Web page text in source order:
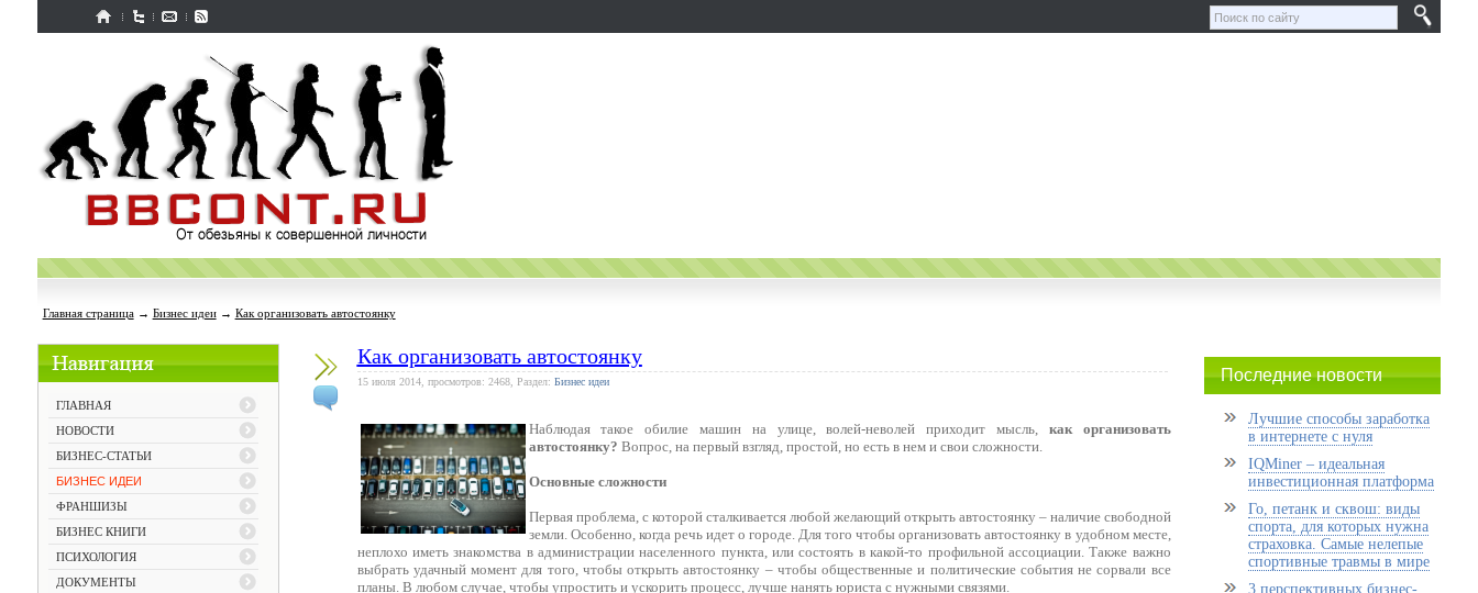
Главная страница→ Бизнес идеи→ Как организовать автостоянку
ГЛАВНАЯ
НОВОСТИ
БИЗНЕС-СТАТЬИ
БИЗНЕС ИДЕИ
ФРАНШИЗЫ
БИЗНЕС КНИГИ
ПСИХОЛОГИЯ
ДОКУМЕНТЫ
Как организовать автостоянку
15 июля 2014, просмотров: 2468, Раздел: Бизнес идеи
Наблюдая такое обилие машин на улице, волей-неволей приходит мысль, как организовать
автостоянку? Вопрос, на первый взгляд, простой, но есть в нем и свои сложности.
Основные сложности
Первая проблема, с которой сталкивается любой желающий открыть автостоянку – наличие свободной
земли. Особенно, когда речь идет о городе. Для того чтобы организовать автостоянку в удобном месте,
неплохо иметь знакомства в администрации населенного пункта, или состоять в какой-то профильной ассоциации. Также важно
выбрать удачный момент для того, чтобы открыть автостоянку – чтобы общественные и политические события не сорвали все
планы. В любом случае, чтобы упростить и ускорить процесс, лучше нанять юриста с нужными связями.
Последние новости
Лучшие способы заработка
в интернете с нуля
IQMiner – идеальная
инвестиционная платформа
Го, петанк и сквош: виды
спорта, для которых нужна
страховка. Самые нелепые
спортивные травмы в мире
3 перспективных бизнес-